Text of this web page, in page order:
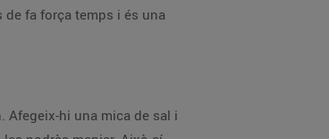
de fa força temps i és una
Afegeix-hi una mica de sal i